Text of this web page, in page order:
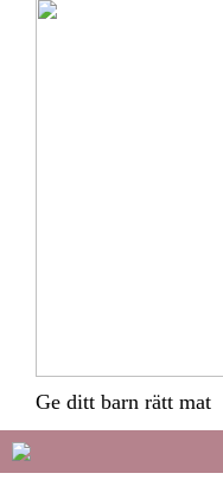
Ge ditt barn rätt mat